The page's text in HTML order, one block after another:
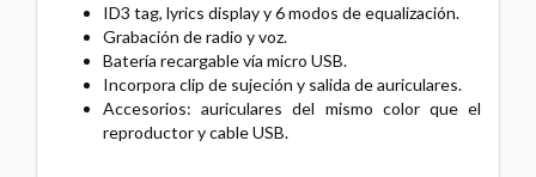
ID3 tag, lyrics display y 6 modos de equalización.
Grabación de radio y voz.
Batería recargable vía micro USB.
Incorpora clip de sujeción y salida de auriculares.
Accesorios: auriculares del mismo color que el
reproductor y cable USB.